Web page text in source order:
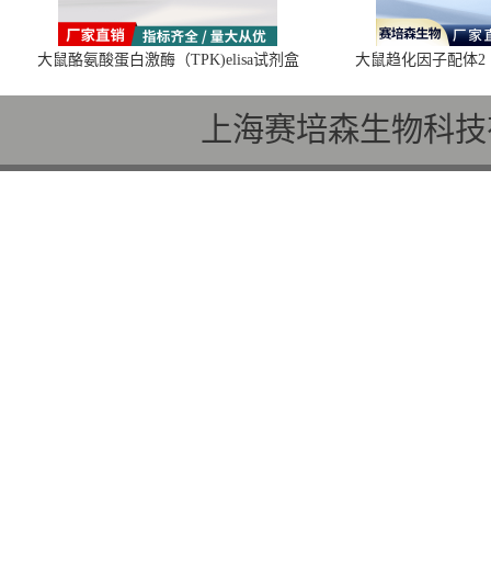
大鼠酪氨酸蛋白激酶（TPK)elisa试剂盒 大鼠趋化因子配体2
上海赛培森生物科